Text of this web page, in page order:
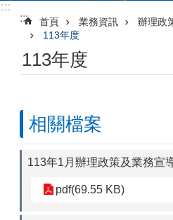
:::
:::
首頁 業務資訊
辦理政
113年度
113年度
相關檔案
113年1月辦理政策及業務宣
pdf(69.55 KB)